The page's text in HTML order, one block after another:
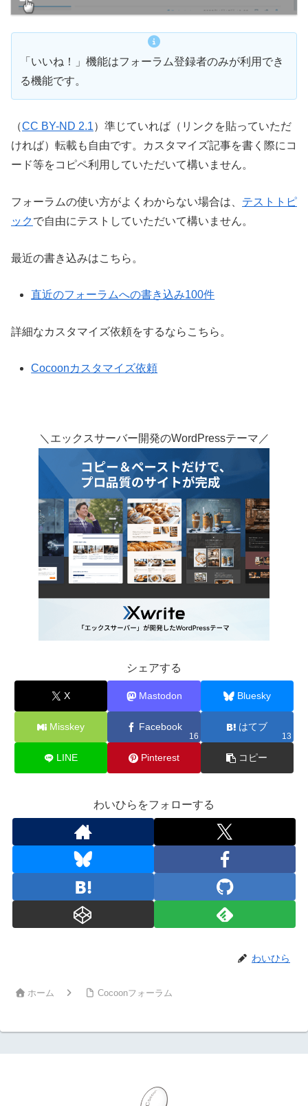
「いいね！」機能はフォーラム登録者のみが利用でき
る機能です。
（CC BY-ND 2.1）準じていれば（リンクを貼っていただ
ければ）転載も自由です。カスタマイズ記事を書く際にコ
ード等をコピペ利用していただいて構いません。
フォーラムの使い方がよくわからない場合は、 テストトピ
ックで自由にテストしていただいて構いません。
最近の書き込みはこちら。
直近のフォーラムへの書き込み100件
詳細なカスタマイズ依頼をするならこちら。
Cocoonカスタマイズ依頼
＼エックスサーバー開発のWordPressテーマ／
シェアする
X Mastodon Bluesky
Misskey Facebook
16
はてブ
13
LINE Pinterest コピー
わいひらをフォローする
わいひら
ホーム Cocoonフォーラム